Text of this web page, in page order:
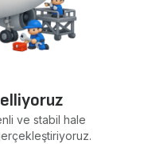
ve stabil hale